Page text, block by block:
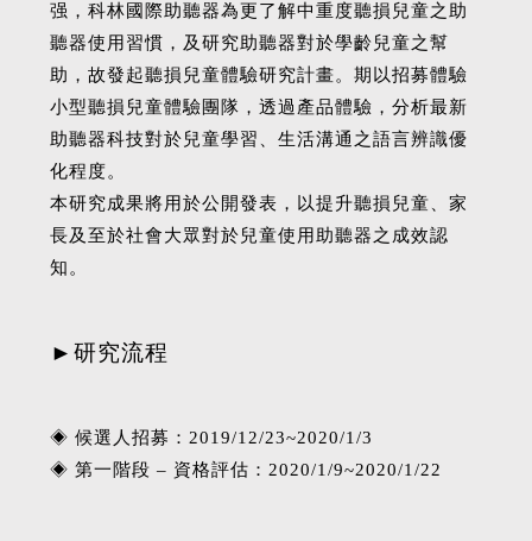
强，科林國際助聽器為更了解中重度聽損兒童之助
聽器使用習慣，及研究助聽器對於學齡兒童之幫
助，故發起聽損兒童體驗研究計畫。期以招募體驗
小型聽損兒童體驗團隊，透過產品體驗，分析最新
助聽器科技對於兒童學習、生活溝通之語言辨識優
化程度。
本研究成果將用於公開發表，以提升聽損兒童、家
長及至於社會大眾對於兒童使用助聽器之成效認
知。
►研究流程
◈ 候選人招募：2019/12/23~2020/1/3
◈ 第一階段 – 資格評估：2020/1/9~2020/1/22